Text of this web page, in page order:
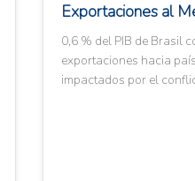
Exportaciones al
0,6 % del PIB de Brasil
exportaciones hacia
impactados por el